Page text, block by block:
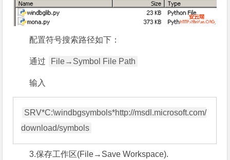
配置符号搜索路径如下：
通过 File→Symbol File Path
输入
SRV*C:\windbgsymbols*http://msdl.microsoft.com/
3.保存工作区(File→Save Workspace).